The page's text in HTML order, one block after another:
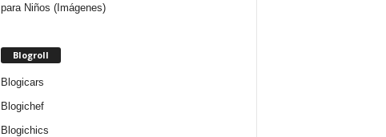
para Niños (Imágenes)
Blogroll
Blogicars
Blogichef
Blogichics